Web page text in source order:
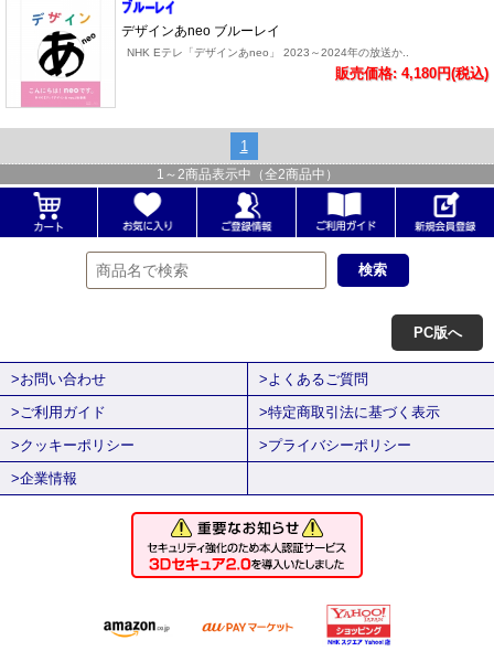
デザインあneo ブルーレイ
NHK Eテレ「デザインあneo」 2023～2024年の放送か..
販売価格: 4,180円(税込)
1
1 ～ 2商品表示中（全2商品中）
PC版へ
>お問い合わせ
>よくあるご質問
>ご利用ガイド
>特定商取引法に基づく表示
>クッキーポリシー
>プライバシーポリシー
>企業情報